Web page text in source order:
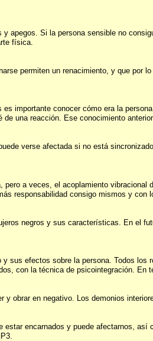
apegos. Si la persona sensible no
física.
permiten un renacimiento, y que
importante conocer cómo era la
una reacción. Ese conocimiento
verse afectada si no está
a veces, el acoplamiento
responsabilidad consigo mismos y con
negros y sus características. En el
sus efectos sobre la persona. Todos
con la técnica de psicointegración. En
obrar en negativo. Los demonios
encarnados y puede afectarnos,